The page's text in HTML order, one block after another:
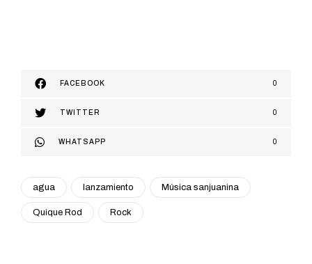
FACEBOOK 0
TWITTER 0
WHATSAPP 0
agua lanzamiento Música sanjuanina
Quique Rod Rock